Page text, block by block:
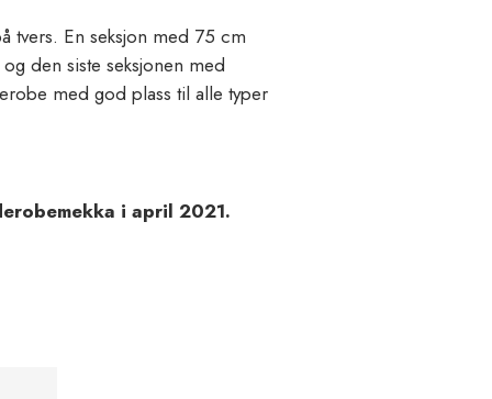
tvers. En seksjon med 75 cm
den siste seksjonen med
med god plass til alle typer
i april 2021.